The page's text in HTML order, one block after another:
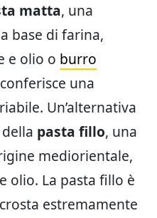
matta, una
base di farina,
e olio o burro
una
Un’alternativa
pasta fillo, una
mediorientale,
olio. La pasta fillo è
estremamente